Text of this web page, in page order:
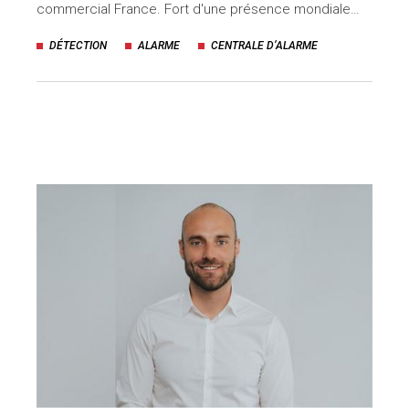
commercial France. Fort d'une présence mondiale…
DÉTECTION ALARME CENTRALE D’ALARME